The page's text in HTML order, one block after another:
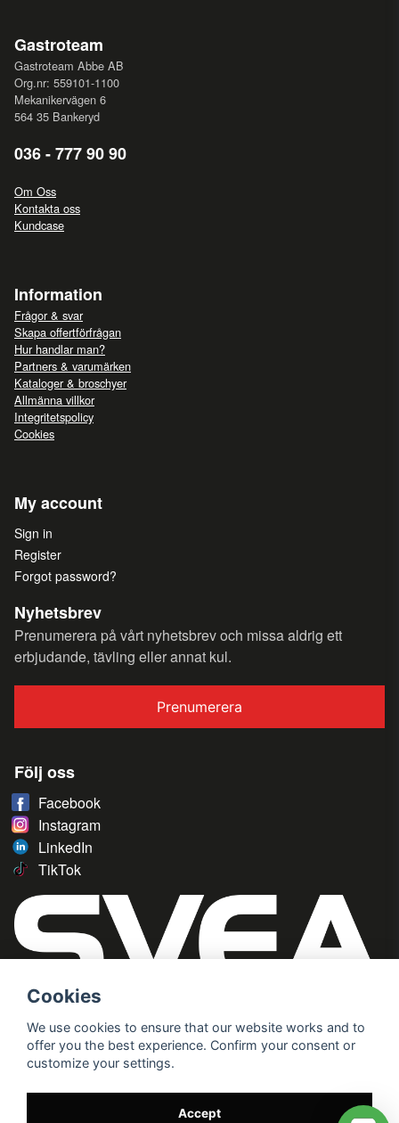
Gastroteam
Gastroteam Abbe AB
Org.nr: 559101-1100
Mekanikervägen 6
564 35 Bankeryd
036 - 777 90 90
Om Oss
Kontakta oss
Kundcase
Information
Frågor & svar
Skapa offertförfrågan
Hur handlar man?
Partners & varumärken
Kataloger & broschyer
Allmänna villkor
Integritetspolicy
Cookies
My account
Sign in
Register
Forgot password?
Nyhetsbrev
Prenumerera på vårt nyhetsbrev och missa aldrig ett
erbjudande, tävling eller annat kul.
Prenumerera
Följ oss
Facebook
Instagram
LinkedIn
TikTok
Cookies
We use cookies to ensure that our website works and to
offer you the best experience. Confirm your consent or
customize your settings.
Accept